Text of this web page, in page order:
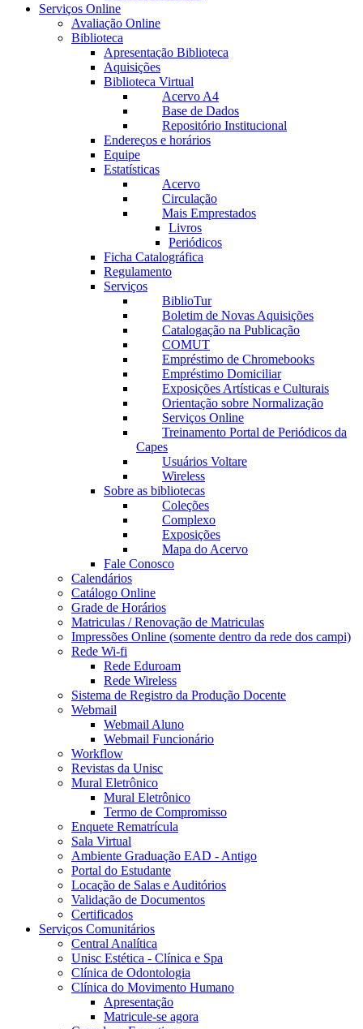
Serviços Online
Avaliação Online
Biblioteca
Apresentação Biblioteca
Aquisições
Biblioteca Virtual
Acervo A4
Base de Dados
Repositório Institucional
Endereços e horários
Equipe
Estatísticas
Acervo
Circulação
Mais Emprestados
Livros
Periódicos
Ficha Catalográfica
Regulamento
Serviços
BiblioTur
Boletim de Novas Aquisições
Catalogação na Publicação
COMUT
Empréstimo de Chromebooks
Empréstimo Domiciliar
Exposições Artísticas e Culturais
Orientação sobre Normalização
Serviços Online
Treinamento Portal de Periódicos da
Capes
Usuários Voltare
Wireless
Sobre as bibliotecas
Coleções
Complexo
Exposições
Mapa do Acervo
Fale Conosco
Calendários
Catálogo Online
Grade de Horários
Matriculas / Renovação de Matriculas
Impressões Online (somente dentro da rede dos campi)
Rede Wi-fi
Rede Eduroam
Rede Wireless
Sistema de Registro da Produção Docente
Webmail
Webmail Aluno
Webmail Funcionário
Workflow
Revistas da Unisc
Mural Eletrônico
Mural Eletrônico
Termo de Compromisso
Enquete Rematrícula
Sala Virtual
Ambiente Graduação EAD - Antigo
Portal do Estudante
Locação de Salas e Auditórios
Validação de Documentos
Certificados
Serviços Comunitários
Central Analítica
Unisc Estética - Clínica e Spa
Clínica de Odontologia
Clínica do Movimento Humano
Apresentação
Matricule-se agora